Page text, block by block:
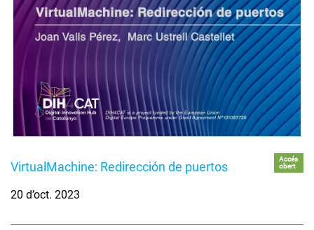
VirtualMachine: Redirección de puertos
Accés
obert
20 d’oct. 2023